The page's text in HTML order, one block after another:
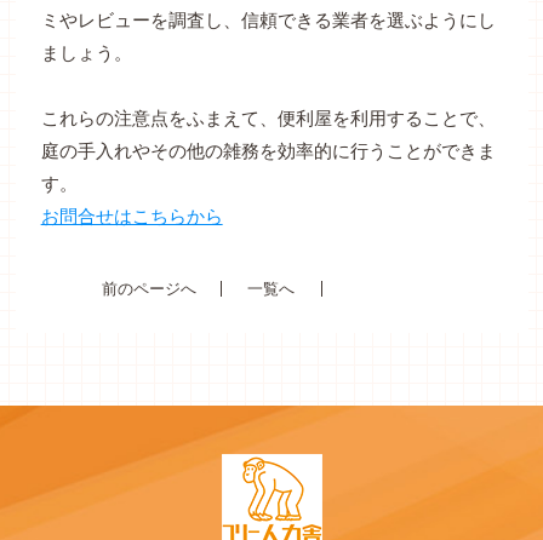
ミやレビューを調査し、信頼できる業者を選ぶようにし
ましょう。
これらの注意点をふまえて、便利屋を利用することで、
庭の手入れやその他の雑務を効率的に行うことができま
す。
お問合せはこちらから
前のページへ 一覧へ